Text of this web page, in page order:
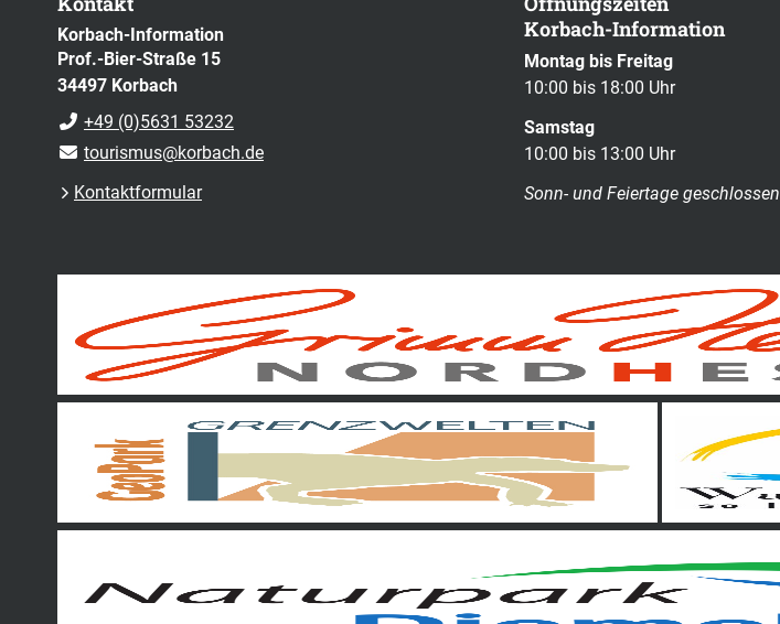
Korbach-Information
Prof.-Bier-Straße 15
34497 Korbach
+49 (0)5631 53232
tourismus@korbach.de
Kontaktformular
Korbach-Information
Montag bis Freitag
10:00 bis 18:00 Uhr
Samstag
10:00 bis 13:00 Uhr
Sonn- und Feiertage geschlossen